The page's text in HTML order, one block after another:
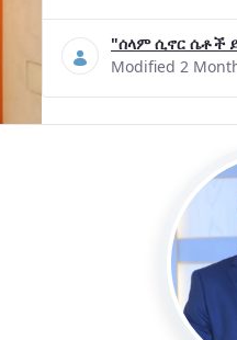
"ሰላም ሲኖር ሴቶች
Modified 2